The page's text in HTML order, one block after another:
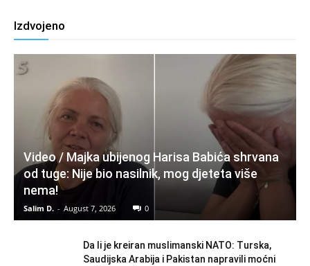
Izdvojeno
Video / Majka ubijenog Harisa Babića shrvana
od tuge: Nije bio nasilnik, mog djeteta više
nema!
Salim D. - August 7, 2026 0
Da li je kreiran muslimanski NATO: Turska,
Saudijska Arabija i Pakistan napravili moćni